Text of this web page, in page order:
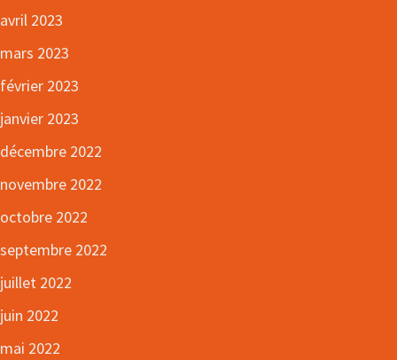
avril 2023
mars 2023
février 2023
janvier 2023
décembre 2022
novembre 2022
octobre 2022
septembre 2022
juillet 2022
juin 2022
mai 2022